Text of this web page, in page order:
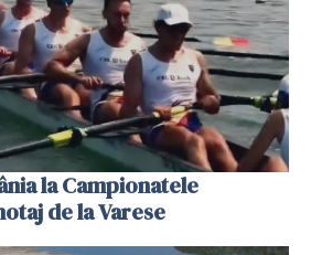
la Campionatele
de la Varese